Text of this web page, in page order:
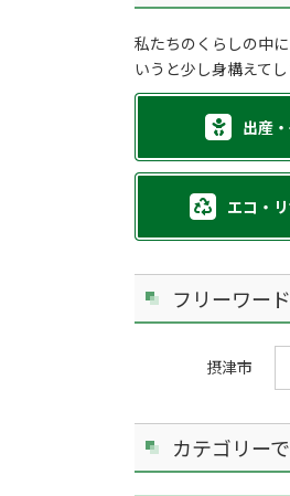
私たちのくらしの中
いうと少し身構えて
出産
エコ・
フリーワー
摂津市
カテゴリー